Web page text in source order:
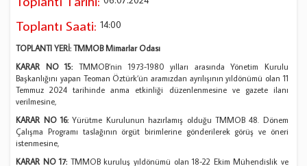
Toplantı Saati: 14:00
TOPLANTI YERİ: TMMOB Mimarlar Odası
KARAR NO 15: TMMOB’nin 1973-1980 yılları arasında Yönetim Kurulu
Başkanlığını yapan Teoman Öztürk’ün aramızdan ayrılışının yıldönümü olan 11
Temmuz 2024 tarihinde anma etkinliği düzenlenmesine ve gazete ilanı
verilmesine,
KARAR NO 16: Yürütme Kurulunun hazırlamış olduğu TMMOB 48. Dönem
Çalışma Programı taslağının örgüt birimlerine gönderilerek görüş ve öneri
istenmesine,
KARAR NO 17: TMMOB kuruluş yıldönümü olan 18-22 Ekim Mühendislik ve